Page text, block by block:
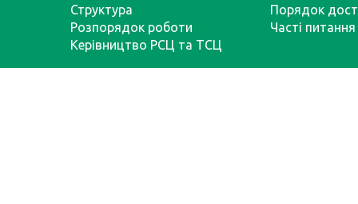
Структура
Розпорядок роботи
Керівництво РСЦ та ТСЦ
Порядок
Часті питання